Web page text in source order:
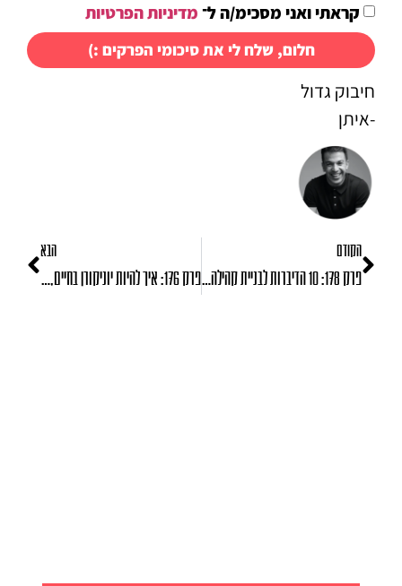
קראתי ואני מסכימ/ה ל־ מדיניות הפרטיות
חלום, שלח לי את סיכומי הפרקים :)
חיבוק גדול
-איתן
הקודם
פרק 178: 10 הדיברות לבניית קהילה של ווינרים
הבא
פרק 176: איך להיות יוניקורן בחיים, עם דורון מדלי